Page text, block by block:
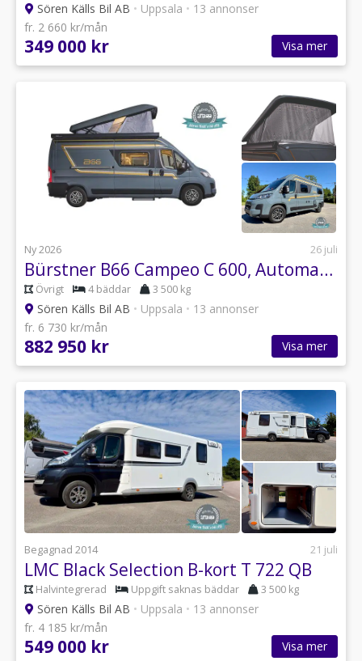
Sören Källs Bil AB • Uppsala • 13 annonser
fr. 2 660 kr/mån
349 000 kr Visa mer
Ny 2026 26 juli
Bürstner B66 Campeo C 600, Automat Pop Up
Övrigt 4 bäddar 3 500 kg
Sören Källs Bil AB • Uppsala • 13 annonser
fr. 6 730 kr/mån
882 950 kr Visa mer
Begagnad 2014 21 juli
LMC Black Selection B-kort T 722 QB
Halvintegrerad Uppgift saknas bäddar 3 500 kg
Sören Källs Bil AB • Uppsala • 13 annonser
fr. 4 185 kr/mån
549 000 kr Visa mer